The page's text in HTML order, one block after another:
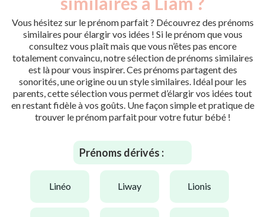
Vous hésitez sur le prénom parfait ? Découvrez des prénoms
similaires pour élargir vos idées ! Si le prénom que vous
consultez vous plaît mais que vous n’êtes pas encore
totalement convaincu, notre sélection de prénoms similaires
est là pour vous inspirer. Ces prénoms partagent des
sonorités, une origine ou un style similaires. Idéal pour les
parents, cette sélection vous permet d’élargir vos idées tout
en restant fidèle à vos goûts. Une façon simple et pratique de
trouver le prénom parfait pour votre futur bébé !
Prénoms dérivés :
linéo liway lionis